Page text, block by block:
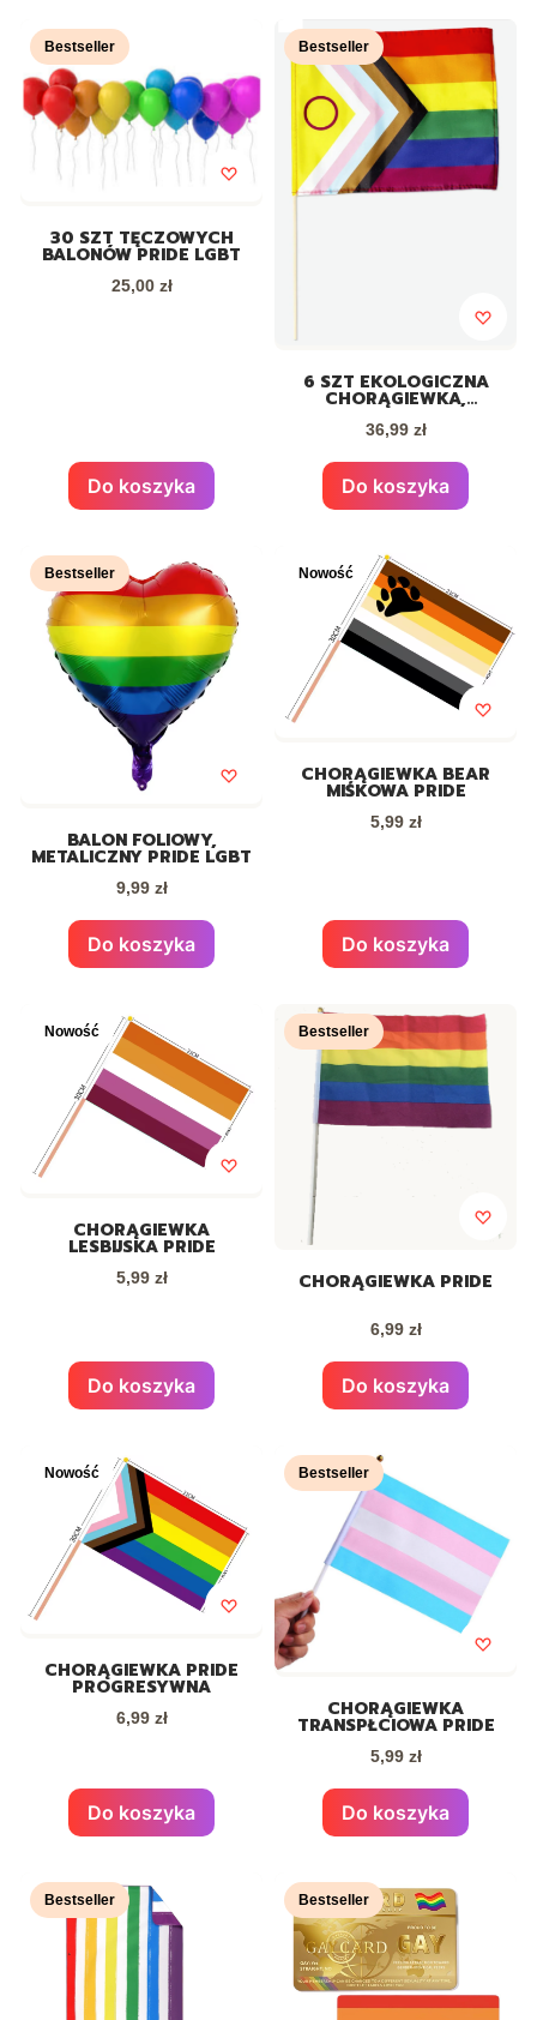
Bestseller
30 SZT TĘCZOWYCH
BALONÓW PRIDE LGBT
Cena
25,00 zł
Do koszyka
Bestseller
6 SZT EKOLOGICZNA
CHORĄGIEWKA,
PROGRESYWNA FLAGA
Cena
36,99 zł
Do koszyka
Bestseller
BALON FOLIOWY,
METALICZNY PRIDE LGBT
Cena
9,99 zł
Do koszyka
Nowość
CHORĄGIEWKA BEAR
MIŚKOWA PRIDE
Cena
5,99 zł
Do koszyka
Nowość
CHORĄGIEWKA
LESBIJSKA PRIDE
Cena
5,99 zł
Do koszyka
Bestseller
CHORĄGIEWKA PRIDE
Cena
6,99 zł
Do koszyka
Nowość
CHORĄGIEWKA PRIDE
PROGRESYWNA
Cena
6,99 zł
Do koszyka
Bestseller
CHORĄGIEWKA
TRANSPŁCIOWA PRIDE
Cena
5,99 zł
Do koszyka
Bestseller Bestseller